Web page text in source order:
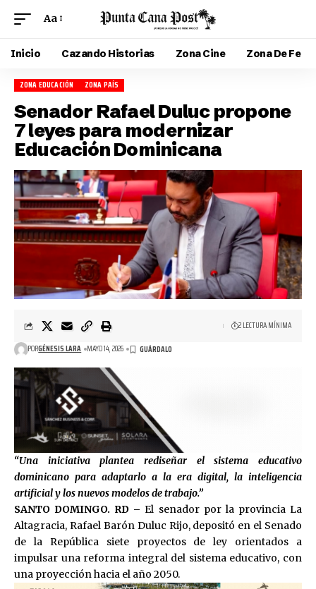
Aa
Inicio Cazando Historias Zona Cine Zona De Fe
ZONA EDUCACIÓN ZONA PAÍS
Senador Rafael Duluc propone
7 leyes para modernizar
Educación Dominicana
PORGÉNESIS LARA MAYO 14, 2026
2 LECTURA MÍNIMA
“Una iniciativa plantea rediseñar el sistema educativo
dominicano para adaptarlo a la era digital, la inteligencia
artificial y los nuevos modelos de trabajo.”
SANTO DOMINGO. RD – El senador por la provincia La
Altagracia, Rafael Barón Duluc Rijo, depositó en el Senado
de la República siete proyectos de ley orientados a
impulsar una reforma integral del sistema educativo, con
una proyección hacia el año 2050.